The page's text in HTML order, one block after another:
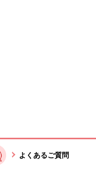
よくあるご質問